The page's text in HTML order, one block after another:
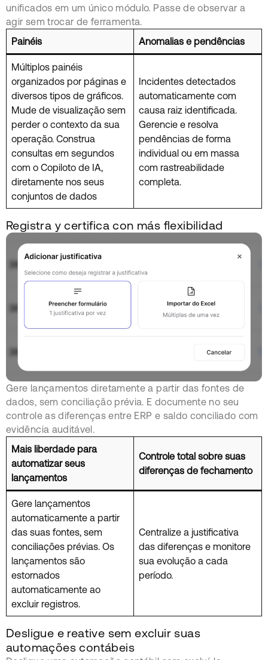
unificados em um único módulo. Passe de observar a
agir sem trocar de ferramenta.
Painéis
Anomalias e pendências
Múltiplos painéis
organizados por páginas e
diversos tipos de gráficos.
Mude de visualização sem
perder o contexto da sua
operação. Construa
consultas em segundos
com o Copiloto de IA,
diretamente nos seus
conjuntos de dados
Incidentes detectados
automaticamente com
causa raiz identificada.
Gerencie e resolva
pendências de forma
individual ou em massa
com rastreabilidade
completa.
Registra y certifica con más flexibilidad
Gere lançamentos diretamente a partir das fontes de
dados, sem conciliação prévia. E documente no seu
controle as diferenças entre ERP e saldo conciliado com
evidência auditável.
Mais liberdade para
automatizar seus
lançamentos
Controle total sobre suas
diferenças de fechamento
Gere lançamentos
automaticamente a partir
das suas fontes, sem
conciliações prévias. Os
lançamentos são
estornados
automaticamente ao
excluir registros.
Centralize a justificativa
das diferenças e monitore
sua evolução a cada
período.
Desligue e reative sem excluir suas
automações contábeis